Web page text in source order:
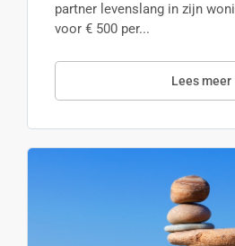
partner levenslang in zijn
voor € 500 per...
Lees meer